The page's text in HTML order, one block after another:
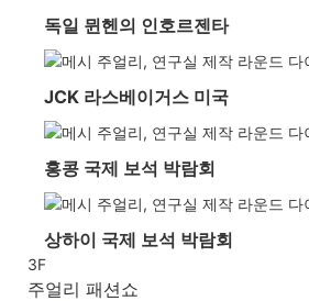
독일 뮌헨의 인호르젠타
JCK 라스베이거스 미국
홍콩 국제 보석 박람회
상하이 국제 보석 박람회
3F
주얼리 패션쇼